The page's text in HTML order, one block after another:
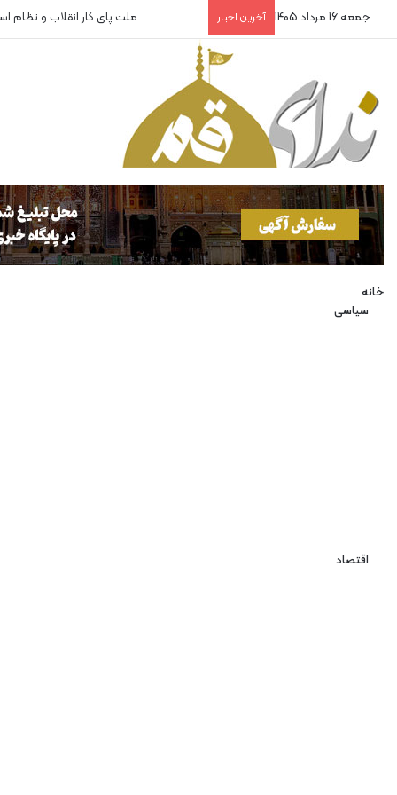
جمعه 16 مرداد 1405 آخرین اخبار ملت پای کار انقلاب و نظام
خانه
سیاسی
اقتصاد